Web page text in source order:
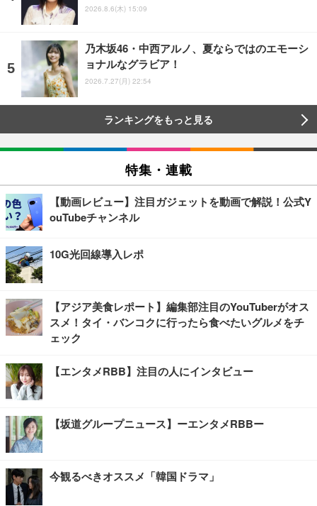
2026.8.6(木) 15:09
乃木坂46・中西アルノ、夏ならではのエモーシ
ョナルなグラビア！
2026.7.27(月) 22:54
ランキングをもっと見る
特集・連載
【動画レビュー】注目ガジェットを動画で解説！公式Y
ouTubeチャンネル
10G光回線導入レポ
【アジア美食レポート】編集部注目のYouTuberがオス
スメ！タイ・バンコクに行ったら食べたいグルメをチ
ェック
【エンタメRBB】注目の人にインタビュー
【坂道グループニュース】ーエンタメRBBー
今観るべきオススメ「韓国ドラマ」